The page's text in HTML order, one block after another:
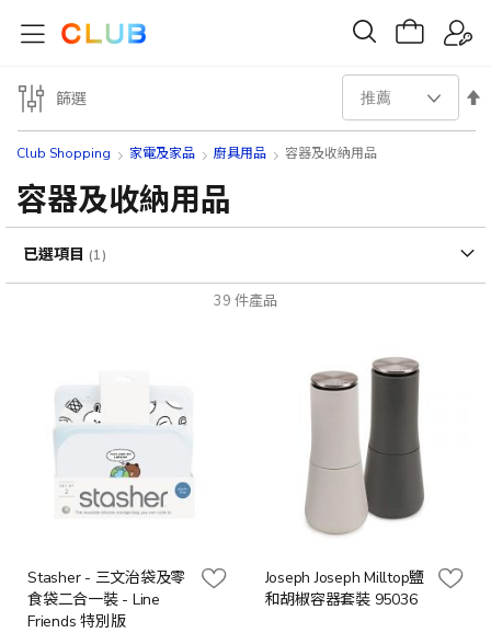
Club Shopping 家電及家品 廚具用品 容器及收納用品
容器及收納用品
39 件產品
設
序
方
Stasher - 三文治袋及零
食袋二合一裝 - Line
Friends 特別版
Joseph Joseph Milltop鹽
和胡椒容器套裝 95036
篩選
已選項目